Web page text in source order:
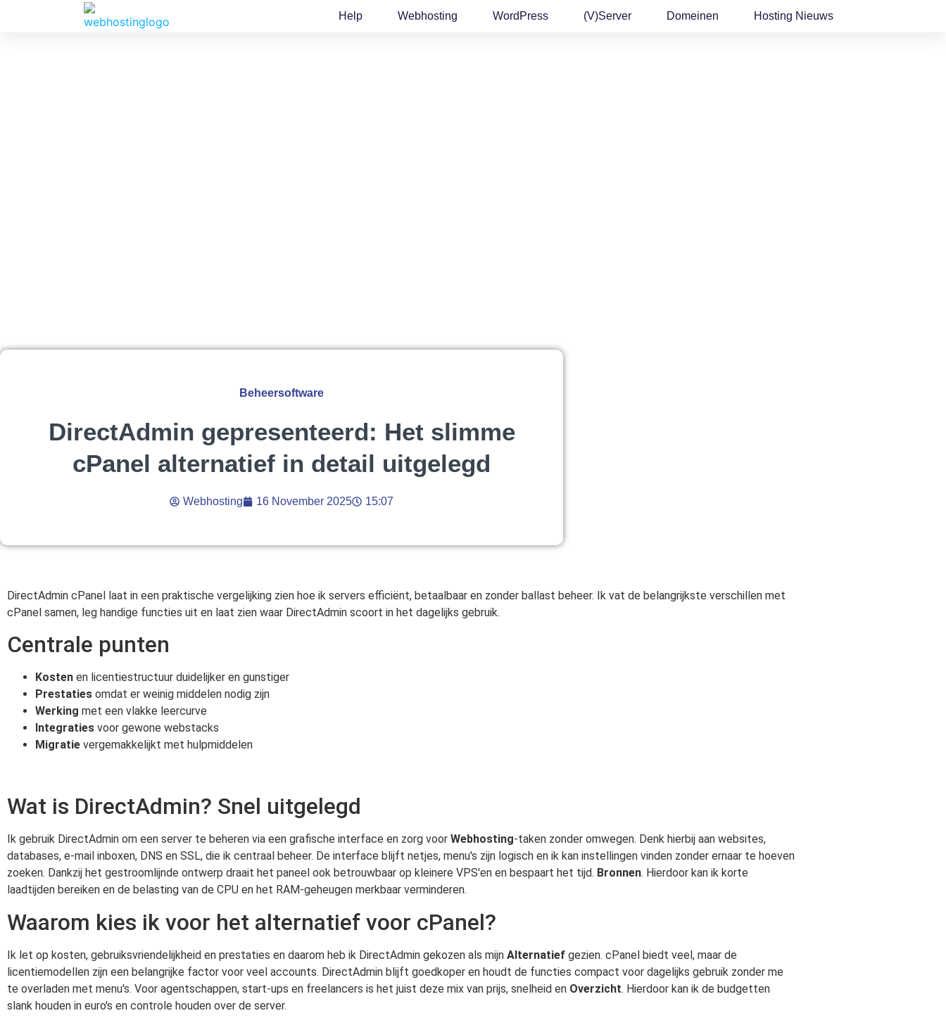
Help Webhosting WordPress (v)Server Domeinen Hosting Nieuws
Beheersoftware
DirectAdmin gepresenteerd: Het slimme
cPanel alternatief in detail uitgelegd
Webhosting 16 November 2025 15:07
DirectAdmin cPanel laat in een praktische vergelijking zien hoe ik servers efficiënt, betaalbaar en zonder ballast beheer. Ik vat de belangrijkste verschillen met
cPanel samen, leg handige functies uit en laat zien waar DirectAdmin scoort in het dagelijks gebruik.
Centrale punten
Kosten en licentiestructuur duidelijker en gunstiger
Prestaties omdat er weinig middelen nodig zijn
Werking met een vlakke leercurve
Integraties voor gewone webstacks
Migratie vergemakkelijkt met hulpmiddelen
Wat is DirectAdmin? Snel uitgelegd
Ik gebruik DirectAdmin om een server te beheren via een grafische interface en zorg voor Webhosting-taken zonder omwegen. Denk hierbij aan websites,
databases, e-mail inboxen, DNS en SSL, die ik centraal beheer. De interface blijft netjes, menu's zijn logisch en ik kan instellingen vinden zonder ernaar te hoeven
zoeken. Dankzij het gestroomlijnde ontwerp draait het paneel ook betrouwbaar op kleinere VPS'en en bespaart het tijd. Bronnen. Hierdoor kan ik korte
laadtijden bereiken en de belasting van de CPU en het RAM-geheugen merkbaar verminderen.
Waarom kies ik voor het alternatief voor cPanel?
Ik let op kosten, gebruiksvriendelijkheid en prestaties en daarom heb ik DirectAdmin gekozen als mijn Alternatief gezien. cPanel biedt veel, maar de
licentiemodellen zijn een belangrijke factor voor veel accounts. DirectAdmin blijft goedkoper en houdt de functies compact voor dagelijks gebruik zonder me
te overladen met menu's. Voor agentschappen, start-ups en freelancers is het juist deze mix van prijs, snelheid en Overzicht. Hierdoor kan ik de budgetten
slank houden in euro's en controle houden over de server.